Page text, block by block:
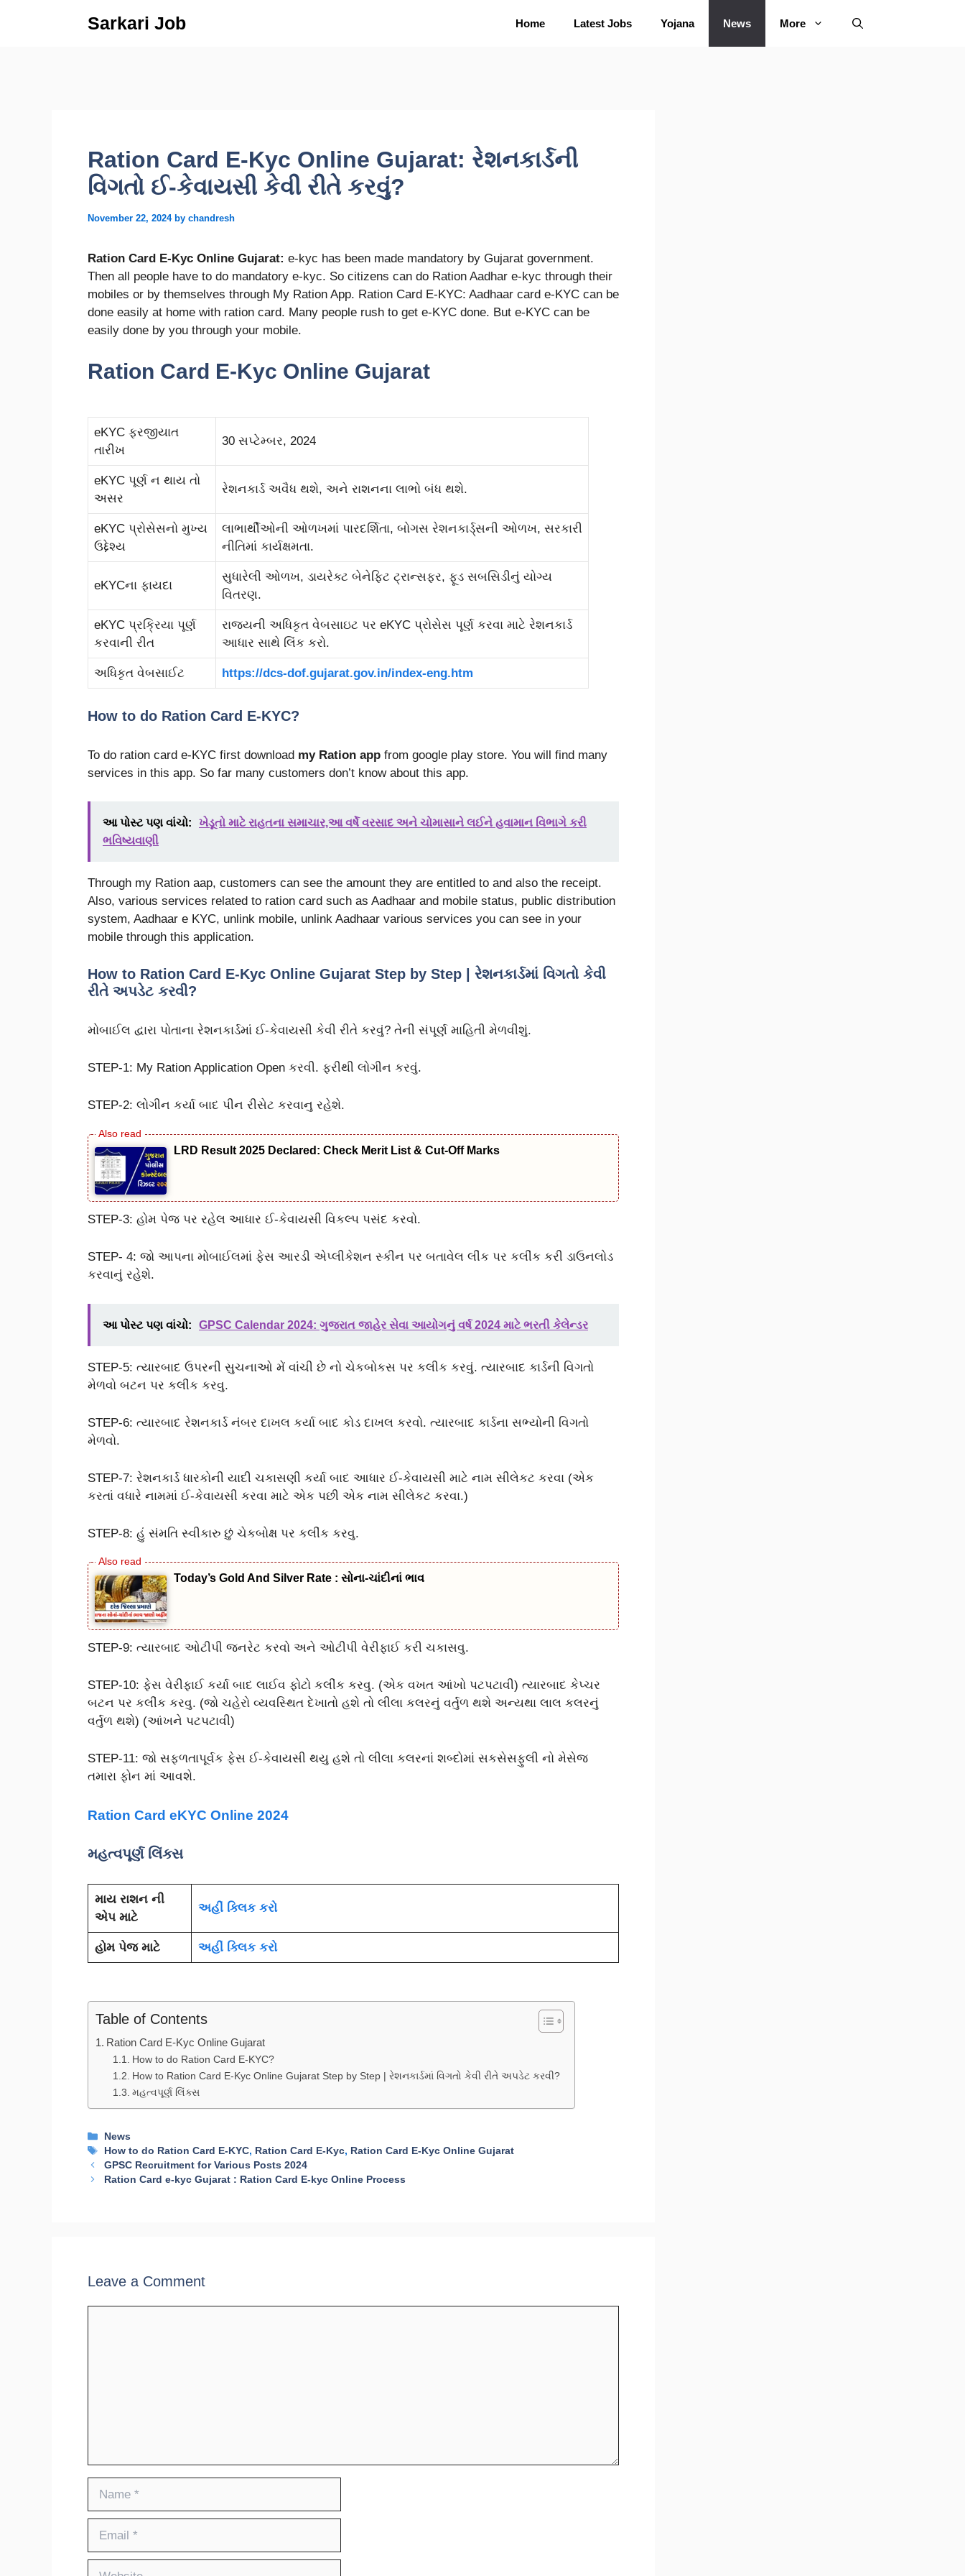
Sarkari Job Home Latest Jobs Yojana News More
Ration Card E-Kyc Online Gujarat: રેશનકાર્ડની
વિગતો ઈ-કેવાયસી કેવી રીતે કરવું?
November 22, 2024 by chandresh
Ration Card E-Kyc Online Gujarat: e-kyc has been made mandatory by Gujarat government.
Then all people have to do mandatory e-kyc. So citizens can do Ration Aadhar e-kyc through their
mobiles or by themselves through My Ration App. Ration Card E-KYC: Aadhaar card e-KYC can be
done easily at home with ration card. Many people rush to get e-KYC done. But e-KYC can be
easily done by you through your mobile.
Ration Card E-Kyc Online Gujarat
eKYC ફરજીયાત
તારીખ
30 સપ્ટેમ્બર, 2024
eKYC પૂર્ણ ન થાય તો
અસર
રેશનકાર્ડ અવૈધ થશે, અને રાશનના લાભો બંધ થશે.
eKYC પ્રોસેસનો મુખ્ય
ઉદ્દેશ્ય
લાભાર્થીઓની ઓળખમાં પારદર્શિતા, બોગસ રેશનકાર્ડ્સની ઓળખ, સરકારી
નીતિમાં કાર્યક્ષમતા.
eKYCના ફાયદા
સુધારેલી ઓળખ, ડાયરેક્ટ બેનેફિટ ટ્રાન્સફર, ફૂડ સબસિડીનું યોગ્ય
વિતરણ.
eKYC પ્રક્રિયા પૂર્ણ
કરવાની રીત
રાજ્યની અધિકૃત વેબસાઇટ પર eKYC પ્રોસેસ પૂર્ણ કરવા માટે રેશનકાર્ડ
આધાર સાથે લિંક કરો.
અધિકૃત વેબસાઈટ https://dcs-dof.gujarat.gov.in/index-eng.htm
How to do Ration Card E-KYC?
To do ration card e-KYC first download my Ration app from google play store. You will find many
services in this app. So far many customers don’t know about this app.
આ પોસ્ટ પણ વાંચો:
ખેડૂતો માટે રાહતના સમાચાર,આ વર્ષે વરસાદ અને ચોમાસાને લઈને હવામાન વિભાગે કરી
ભવિષ્યવાણી
Through my Ration aap, customers can see the amount they are entitled to and also the receipt.
Also, various services related to ration card such as Aadhaar and mobile status, public distribution
system, Aadhaar e KYC, unlink mobile, unlink Aadhaar various services you can see in your
mobile through this application.
How to Ration Card E-Kyc Online Gujarat Step by Step | રેશનકાર્ડમાં વિગતો કેવી
રીતે અપડેટ કરવી?
મોબાઈલ દ્વારા પોતાના રેશનકાર્ડમાં ઈ-કેવાયસી કેવી રીતે કરવું? તેની સંપૂર્ણ માહિતી મેળવીશું.
STEP-1: My Ration Application Open કરવી. ફરીથી લોગીન કરવું.
STEP-2: લોગીન કર્યા બાદ પીન રીસેટ કરવાનુ રહેશે.
LRD Result 2025 Declared: Check Merit List & Cut-Off Marks
STEP-3: હોમ પેજ પર રહેલ આધાર ઈ-કેવાયસી વિકલ્પ પસંદ કરવો.
STEP- 4: જો આપના મોબાઈલમાં ફેસ આરડી એપ્લીકેશન સ્કીન પર બતાવેલ લીંક પર કલીંક કરી ડાઉનલોડ
કરવાનું રહેશે.
આ પોસ્ટ પણ વાંચો: GPSC Calendar 2024: ગુજરાત જાહેર સેવા આયોગનું વર્ષ 2024 માટે ભરતી કેલેન્ડર
STEP-5: ત્યારબાદ ઉપરની સુચનાઓ મેં વાંચી છે નો ચેકબોકસ પર કલીક કરવું. ત્યારબાદ કાર્ડની વિગતો
મેળવો બટન પર કલીંક કરવુ.
STEP-6: ત્યારબાદ રેશનકાર્ડ નંબર દાખલ કર્યા બાદ કોડ દાખલ કરવો. ત્યારબાદ કાર્ડના સભ્યોની વિગતો
મેળવો.
STEP-7: રેશનકાર્ડ ધારકોની યાદી ચકાસણી કર્યા બાદ આધાર ઈ-કેવાયસી માટે નામ સીલેકટ કરવા (એક
કરતાં વધારે નામમાં ઈ-કેવાયસી કરવા માટે એક પછી એક નામ સીલેકટ કરવા.)
STEP-8: હું સંમતિ સ્વીકારુ છું ચેકબોક્ષ પર કલીંક કરવુ.
Today’s Gold And Silver Rate : સોના-ચાંદીનાં ભાવ
STEP-9: ત્યારબાદ ઓટીપી જનરેટ કરવો અને ઓટીપી વેરીફાઈ કરી ચકાસવુ.
STEP-10: ફેસ વેરીફાઈ કર્યા બાદ લાઈવ ફોટો કલીંક કરવુ. (એક વખત આંખો પટપટાવી) ત્યારબાદ કેપ્ચર
બટન પર કલીંક કરવુ. (જો ચહેરો વ્યવસ્થિત દેખાતો હશે તો લીલા કલરનું વર્તુળ થશે અન્યથા લાલ કલરનું
વર્તુળ થશે) (આંખને પટપટાવી)
STEP-11: જો સફળતાપૂર્વક ફેસ ઈ-કેવાયસી થયુ હશે તો લીલા કલરનાં શબ્દોમાં સકસેસફુલી નો મેસેજ
તમારા ફોન માં આવશે.
Ration Card eKYC Online 2024
મહત્વપૂર્ણ લિંક્સ
માય રાશન ની
એપ માટે
અહીં ક્લિક કરો
હોમ પેજ માટે અહીં ક્લિક કરો
Table of Contents
Ration Card E-Kyc Online Gujarat
How to do Ration Card E-KYC?
How to Ration Card E-Kyc Online Gujarat Step by Step | રેશનકાર્ડમાં વિગતો કેવી રીતે અપડેટ કરવી?
મહત્વપૂર્ણ લિંક્સ
Categories
News
Tags
How to do Ration Card E-KYC, Ration Card E-Kyc, Ration Card E-Kyc Online Gujarat
GPSC Recruitment for Various Posts 2024
Ration Card e-kyc Gujarat : Ration Card E-kyc Online Process
Leave a Comment